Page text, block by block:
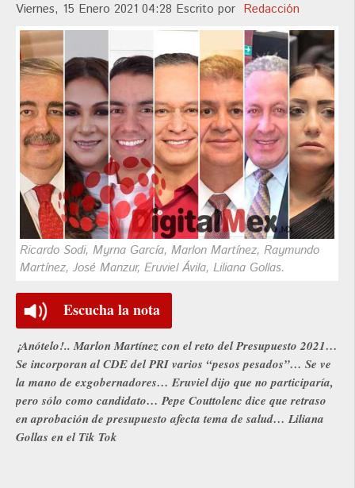
Viernes, 15 Enero 2021 04:28 Escrito por Redacción
Ricardo Sodi, Myrna García, Marlon Martínez, Raymundo
Martínez, José Manzur, Eruviel Ávila, Liliana Gollas.
Escucha la nota
¡Anótelo!.. Marlon Martínez con el reto del Presupuesto 2021…
Se incorporan al CDE del PRI varios “pesos pesados”… Se ve
la mano de exgobernadores… Eruviel dijo que no participaría,
pero sólo como candidato… Pepe Couttolenc dice que retraso
en aprobación de presupuesto afecta tema de salud… Liliana
Gollas en el Tik Tok